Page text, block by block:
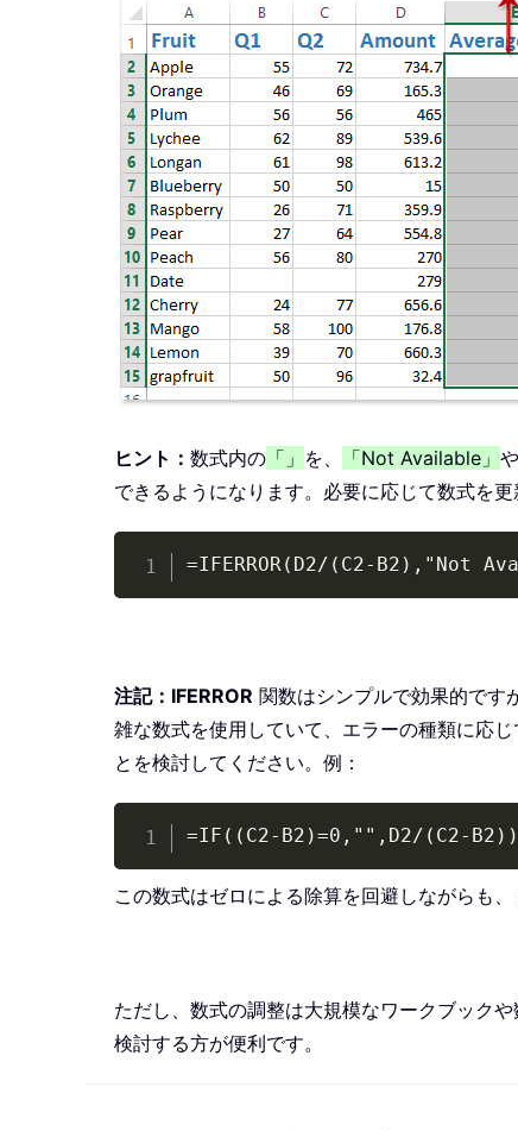
ヒント： 数式内の 「」 を、 「Not Available」 や
できるようになります。必要に応じて数式を更
=IFERROR(D2/(C2-B2),"Not
注記： IFERROR 関数はシンプルで効果的です
雑な数式を使用していて、エラーの種類に応じ
とを検討してください。例：
=IF((C2-B2)=0,"",D2/(C2-B2))
この数式はゼロによる除算を回避しながらも
ただし、数式の調整は大規模なワークブック
検討する方が便利です。